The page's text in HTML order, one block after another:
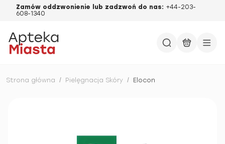
Zamów oddzwonienie lub zadzwoń do nas: +44-203-
608-1340
Strona główna / Pielęgnacja Skóry / Elocon